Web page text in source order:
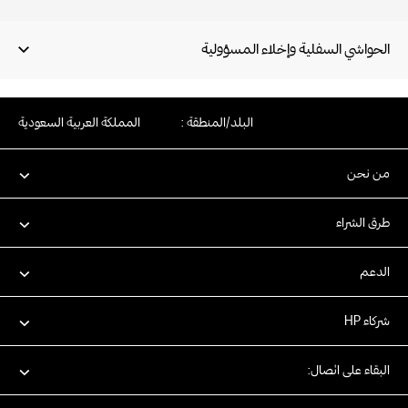
الحواشي السفلية وإخلاء المسؤولية
البلد/المنطقة : المملكة العربية السعودية
من نحن
طرق الشراء
الدعم
شركاء HP
البقاء على اتصال: